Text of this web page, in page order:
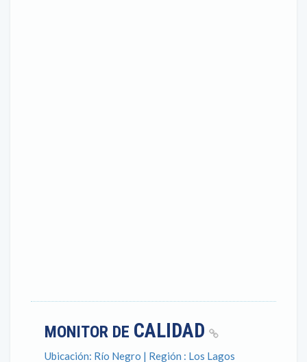
MONITOR DE CALIDAD
Ubicación: Río Negro | Región : Los Lagos